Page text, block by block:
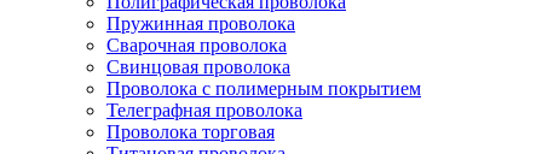
Пружинная проволока
Сварочная проволока
Свинцовая проволока
Проволока с полимерным покрытием
Телеграфная проволока
Проволока торговая